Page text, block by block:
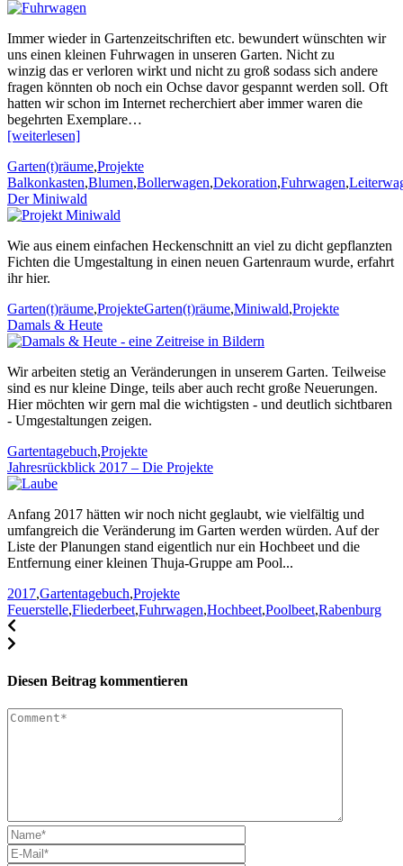
Immer wieder in Gartenzeitschriften etc. bewundert wünschten wir
uns einen kleinen Fuhrwagen in unseren Garten. Nicht zu
winzig das er verloren wirkt und nicht zu groß sodass sich andere
fragen könnten ob noch ein Ochse davor gespannt werden soll. Oft
hatten wir schon im Internet recherchiert aber immer waren die
begehrten Exemplare…
[weiterlesen]
Kategorien
Garten(t)räume,ProjekteStichworte
Balkonkasten,Blumen,Bollerwagen,Dekoration,Fuhrwagen,
Der Miniwald
Wie aus einem einfachen Heckenschnitt an viel zu dicht gepflanzten
Fichten die Umgestaltung in einen neuen Gartenraum wurde, erfahrt
ihr hier.
Kategorien
Garten(t)räume,ProjekteStichworte
Garten(t)räume,Miniwald,Projekte
Damals & Heute
Wir arbeiten stetig an Veränderungen in unserem Garten. Teilweise
sind es nur kleine Dinge, teils aber auch recht große Neuerungen.
Hier möchten wir gern mal die wichtigsten - und deutlich sichtbaren
- Umgestaltungen zeigen.
Kategorien
Gartentagebuch,Projekte
Jahresrückblick 2017 – Die Projekte
Anfang 2017 hätten wir noch nicht geglaubt, wie vielfältig und
umfangreich die Veränderung im Garten werden würden. Auf der
Liste der Planungen stand eigentlich nur ein Hochbeet und die
Entfernung einer kleinen Thuja-Gruppe am Pool...
Kategorien
2017,Gartentagebuch,ProjekteStichworte
Feuerstelle,Fliederbeet,Fuhrwagen,Hochbeet,Poolbeet,Rabenburg
Diesen Beitrag kommentieren